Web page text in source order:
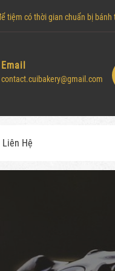
tiệm có thời gian chuẩn bị bánh
Email
contact.cuibakery@gmail.com
Liên Hệ